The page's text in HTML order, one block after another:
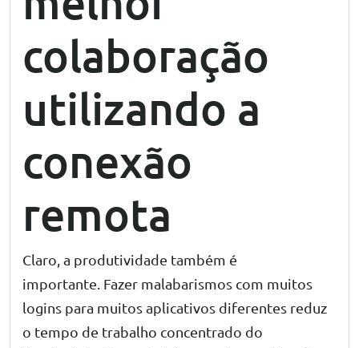
colaboração
utilizando a
conexão
remota
Claro, a produtividade também é
importante. Fazer malabarismos com muitos
logins para muitos aplicativos diferentes reduz
o tempo de trabalho concentrado do